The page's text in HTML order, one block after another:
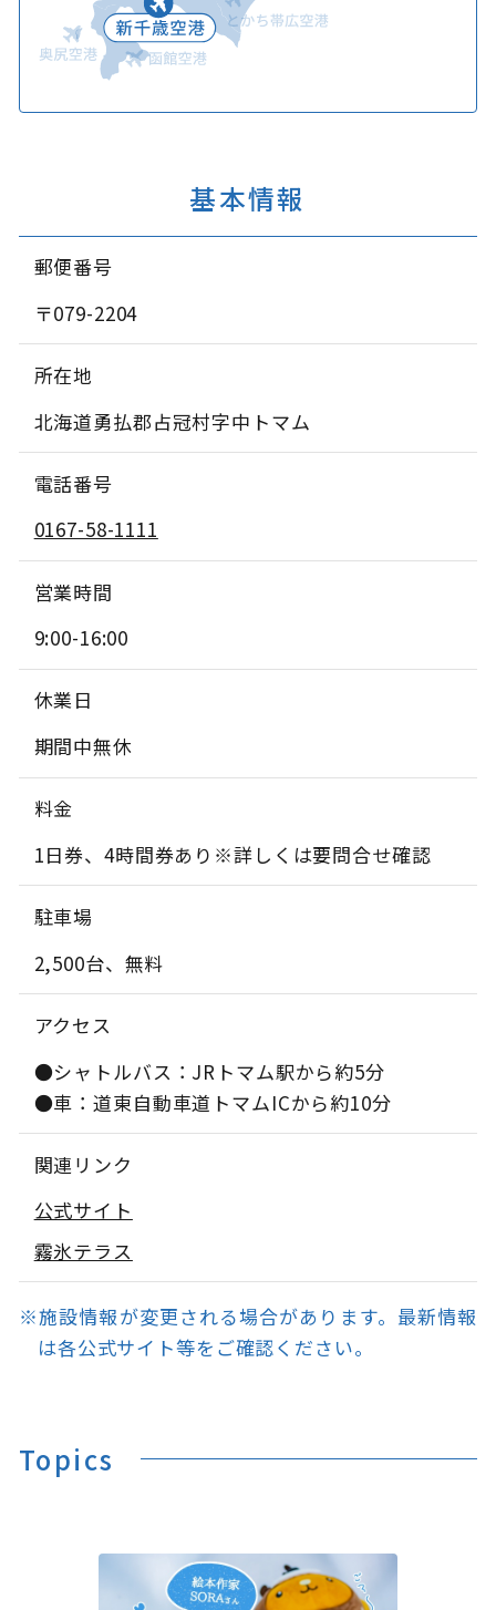
基本情報
郵便番号
〒079-2204
所在地
北海道勇払郡占冠村字中トマム
電話番号
0167-58-1111
営業時間
9:00-16:00
休業日
期間中無休
料金
1日券、4時間券あり※詳しくは要問合せ確認
駐車場
2,500台、無料
アクセス
●シャトルバス：JRトマム駅から約5分
●車：道東自動車道トマムICから約10分
関連リンク
公式サイト
霧氷テラス
※施設情報が変更される場合があります。最新情報
は各公式サイト等をご確認ください。
Topics